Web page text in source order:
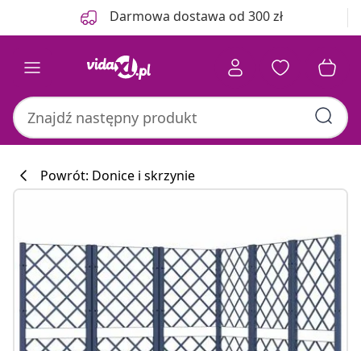
Darmowa dostawa od 300 zł
Powrót: Donice i skrzynie